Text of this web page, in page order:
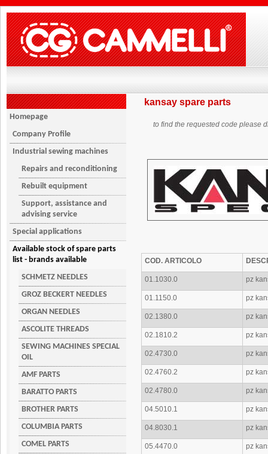
Homepage
Company Profile
Industrial sewing machines
Repairs and reconditioning
Rebuilt equipment
Support, assistance and
advising service
Special applications
Available stock of spare parts
list - brands available
SCHMETZ NEEDLES
GROZ BECKERT NEEDLES
ORGAN NEEDLES
ASCOLITE THREADS
SEWING MACHINES SPECIAL
OIL
AMF PARTS
BARATTO PARTS
BROTHER PARTS
COLUMBIA PARTS
COMEL PARTS
kansay spare parts
to find the requested code please
COD. ARTICOLO
01.1030.0 pz
01.1150.0 pz
02.1380.0 pz
02.1810.2 pz
02.4730.0 pz
02.4760.2 pz
02.4780.0 pz
04.5010.1 pz
04.8030.1 pz
05.4470.0 pz